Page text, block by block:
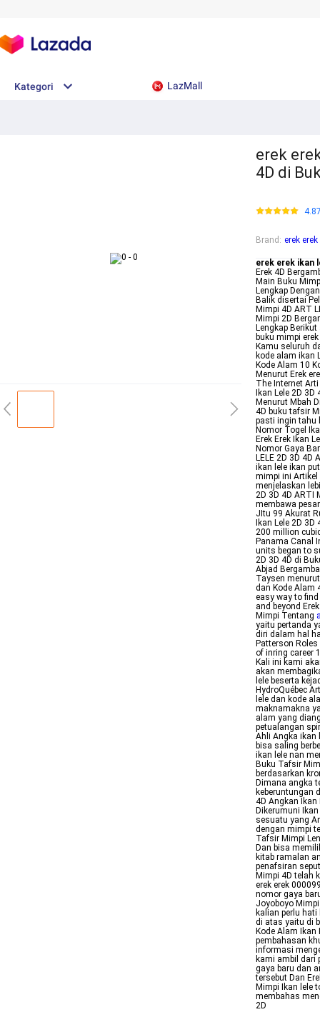
Kategori LazMall
erek
4D di
Brand : erek
erek erek ikan
Erek 4D
Main Buku
Lengkap
Balik disertai
Mimpi 4D ART
Mimpi 2D
Lengkap
buku mimpi
Kamu seluruh
kode alam ikan
Kode Alam 10
Menurut Erek
The Internet
Ikan Lele 2D
Menurut Mbah
4D buku tafsir
pasti ingin tahu
Nomor Togel
Erek Erek Ikan
Nomor Gaya
LELE 2D 3D 4D
ikan lele ikan
mimpi ini
menjelaskan
2D 3D 4D ARTI
membawa
JItu 99 Akurat
Ikan Lele 2D
200 million
Panama Canal
units began to
2D 3D 4D di
Abjad
Taysen
dan Kode Alam
easy way to
and beyond
Mimpi Tentang
yaitu pertanda
diri dalam hal
Patterson
of inring career
Kali ini kami
akan
lele beserta
HydroQuébec
lele dan kode
maknamakna
alam yang
petualangan
Ahli Angka ikan
bisa saling
ikan lele nan
Buku Tafsir
berdasarkan
Dimana angka
keberuntungan
4D Angkan Ikan
Dikerumuni
sesuatu yang
dengan mimpi
Tafsir Mimpi
Dan bisa
kitab ramalan
penafsiran
Mimpi 4D telah
erek erek
nomor gaya
Joyoboyo
kalian perlu
di atas yaitu di
Kode Alam Ikan
pembahasan
informasi
kami ambil dari
gaya baru dan
tersebut Dan
Mimpi Ikan lele
membahas
2D